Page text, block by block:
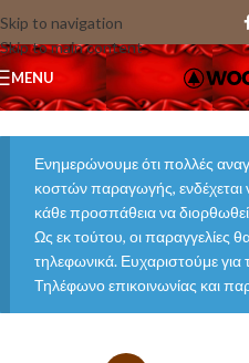
Skip to navigation
Skip to main content
MENU
Ενημερώνουμε ότι πολλές
κοστών παραγωγής,
κάθε προσπάθεια να
Ως εκ τούτου, οι παραγγελίες
τηλεφωνικά. Ευχαριστούμε
Τηλέφωνο επικοινωνίας και